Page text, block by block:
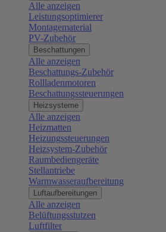
Alle anzeigen
Leistungsoptimierer
Montagematerial
PV-Zubehör
Beschattungen
Alle anzeigen
Beschattungs-Zubehör
Rollladenmotoren
Beschattungssteuerungen
Heizsysteme
Alle anzeigen
Heizmatten
Heizungssteuerungen
Heizsystem-Zubehör
Raumbediengeräte
Stellantriebe
Warmwasseraufbereitung
Luftaufbereitungen
Alle anzeigen
Belüftungsstutzen
Luftfilter